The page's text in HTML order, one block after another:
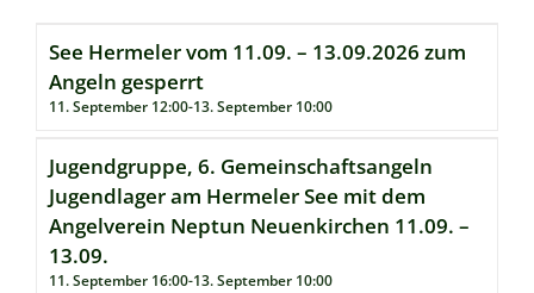
See Hermeler vom 11.09. – 13.09.2026 zum
Angeln gesperrt
11. September 12:00-13. September 10:00
Jugendgruppe, 6. Gemeinschaftsangeln
Jugendlager am Hermeler See mit dem
Angelverein Neptun Neuenkirchen 11.09. –
13.09.
11. September 16:00-13. September 10:00